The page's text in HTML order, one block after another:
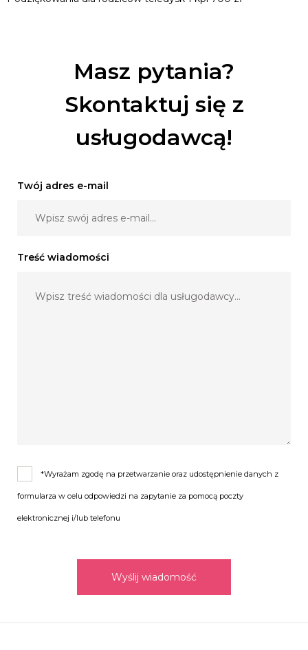
Masz pytania?
Skontaktuj się z
usługodawcą!
Twój adres e-mail
Treść wiadomości
*Wyrażam zgodę na przetwarzanie oraz udostępnienie danych z
formularza w celu odpowiedzi na zapytanie za pomocą poczty
elektronicznej i/lub telefonu
Wyślij wiadomość